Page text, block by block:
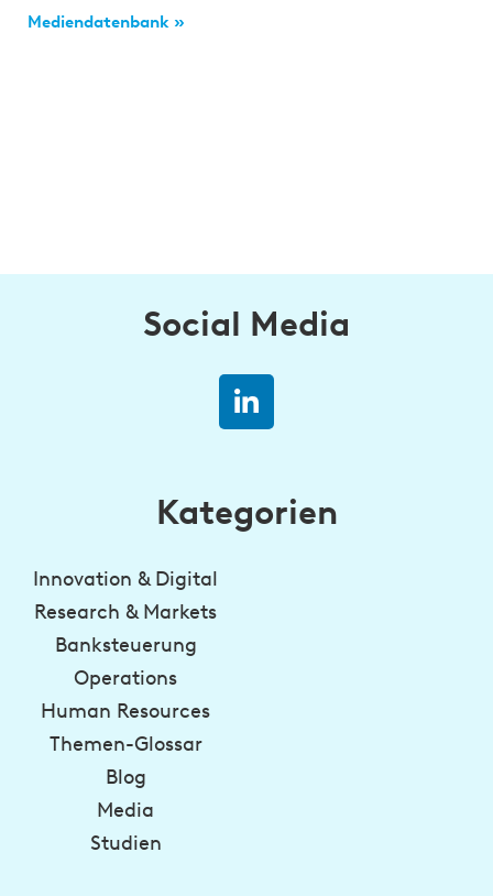
Mediendatenbank »
Social Media
Kategorien
Innovation & Digital
Research & Markets
Banksteuerung
Operations
Human Resources
Themen-Glossar
Blog
Media
Studien